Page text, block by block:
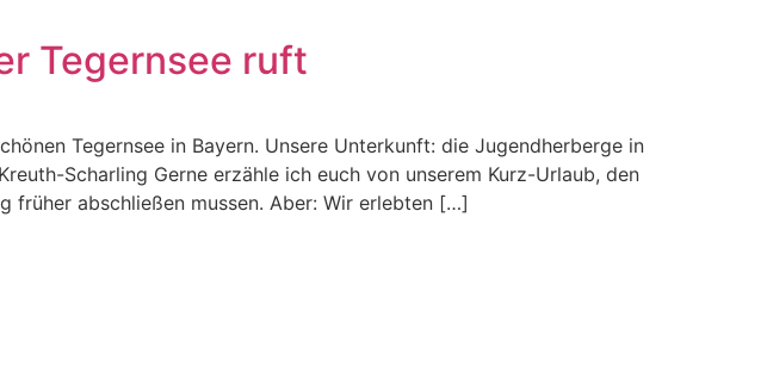
Tegernsee ruft
Tegernsee in Bayern. Unsere Unterkunft: die Jugendherberge in
Scharling Gerne erzähle ich euch von unserem Kurz-Urlaub, den
früher abschließen mussen. Aber: Wir erlebten […]